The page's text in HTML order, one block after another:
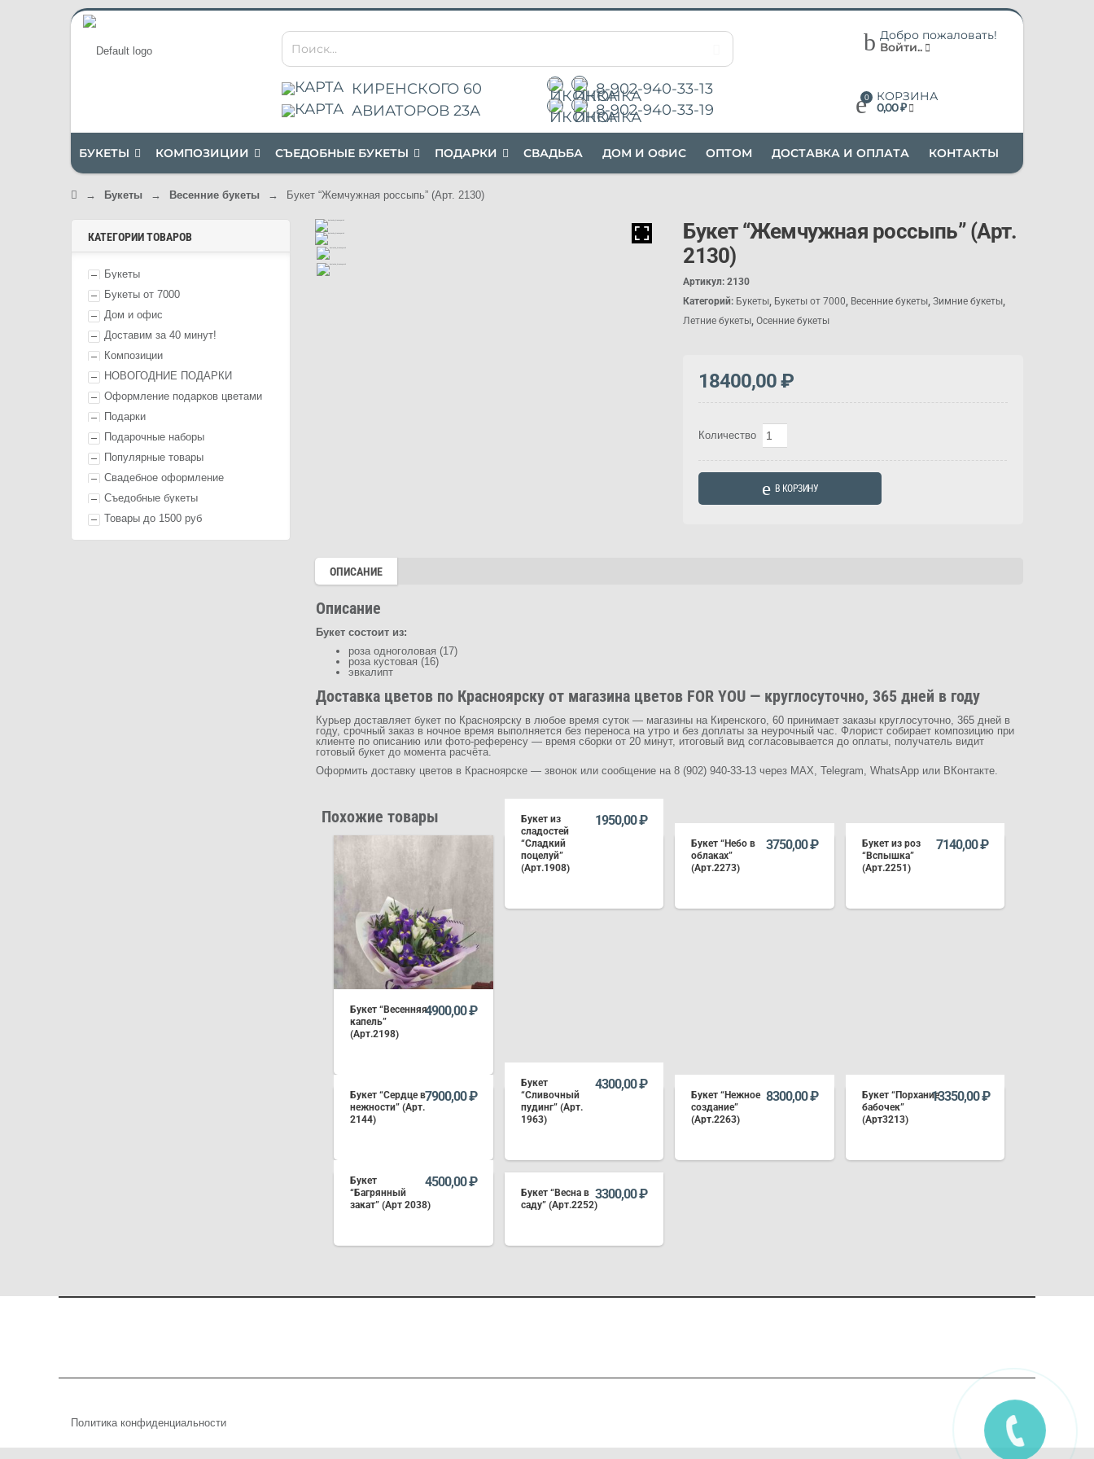
Добро пожаловать!
Войти..
КОРЗИНА
0,00₽
КИРЕНСКОГО 60
АВИАТОРОВ 23А
8-902-940-33-13
8-902-940-33-19
БУКЕТЫ КОМПОЗИЦИИ СЪЕДОБНЫЕ БУКЕТЫ ПОДАРКИ СВАДЬБА ДОМ И ОФИС ОПТОМ ДОСТАВКА И ОПЛАТА КОНТАКТЫ
→ Букеты → Весенние букеты → Букет “Жемчужная россыпь” (Арт. 2130)
КАТЕГОРИИ ТОВАРОВ
Букеты
Букеты от 7000
Дом и офис
Доставим за 40 минут!
Композиции
НОВОГОДНИЕ ПОДАРКИ
Оформление подарков цветами
Подарки
Подарочные наборы
Популярные товары
Свадебное оформление
Съедобные букеты
Товары до 1500 руб
Букет “Жемчужная россыпь” (Арт.
2130)
Артикул:2130
Категорий: Букеты, Букеты от 7000, Весенние букеты,Зимние букеты,
Летние букеты,Осенние букеты
18400,00₽
Количество
Количество
Букет
"Жемчужная
В КОРЗИНУ
ОПИСАНИЕ
Описание
Букет состоит из:
роза одноголовая (17)
роза кустовая (16)
эвкалипт
Доставка цветов по Красноярску от магазина цветов FOR YOU — круглосуточно, 365 дней в году
Курьер доставляет букет по Красноярску в любое время суток — магазины на Киренского, 60 принимает заказы круглосуточно, 365 дней в
году, срочный заказ в ночное время выполняется без переноса на утро и без доплаты за неурочный час. Флорист собирает композицию при
клиенте по описанию или фото-референсу — время сборки от 20 минут, итоговый вид согласовывается до оплаты, получатель видит
готовый букет до момента расчёта.
Оформить доставку цветов в Красноярске — звонок или сообщение на 8 (902) 940-33-13 через MAX, Telegram, WhatsApp или ВКонтакте.
Похожие товары
Букет “Весенняя
капель”
(Арт.2198)
4900,00₽
Букет из
сладостей
“Сладкий
поцелуй”
(Арт.1908)
1950,00₽
Букет “Небо в
облаках”
(Арт.2273)
3750,00₽
Букет из роз
“Вспышка”
(Арт.2251)
7140,00₽
Букет “Сердце в
нежности” (Арт.
2144)
7900,00₽
Букет
“Сливочный
пудинг” (Арт.
1963)
4300,00₽
В КОРЗИНУ
Букет “Нежное
создание”
(Арт.2263)
8300,00₽
Букет “Порхание
бабочек”
(Арт3213)
13350,00₽
Букет
“Багрянный
закат” (Арт 2038)
4500,00₽
Букет “Весна в
саду” (Арт.2252)
3300,00₽
Политика конфиденциальности